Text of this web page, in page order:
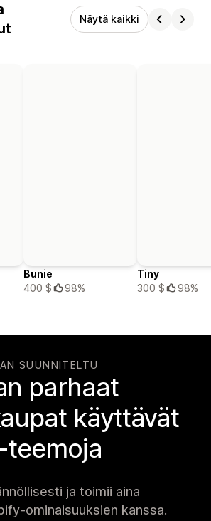
Näytä kaikki
Bunie
400 $
98%
Tiny
300 $
98%
SUUNNITELTU
parhaat
käyttävät
ja toimii aina
ominaisuuksien kanssa.